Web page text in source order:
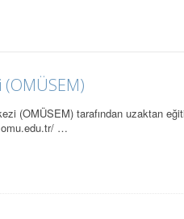
(OMÜSEM) tarafından uzaktan
…